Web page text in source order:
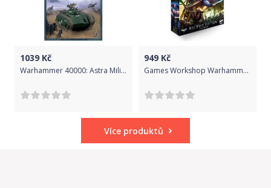
1039 Kč
Warhammer 40000: Astra Militarum Chimera
949 Kč
Games Workshop Warhammer 40.000: Recruit Edition Starter Set
Více produktů